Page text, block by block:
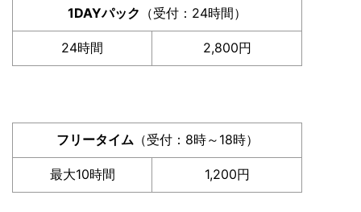
1DAYパック （受付：24時間）
24時間 2,800円
フリータイム（受付：8時～18時）
最大10時間 1,200円